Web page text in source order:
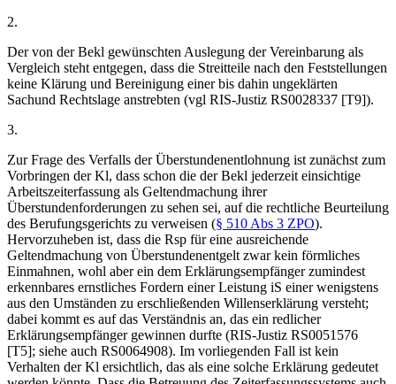
2.
Der von der Bekl gewünschten Auslegung der Vereinbarung als
Vergleich steht entgegen, dass die Streitteile nach den Feststellungen
keine Klärung und Bereinigung einer bis dahin ungeklärten
Sachund Rechtslage anstrebten (vgl RIS-Justiz RS0028337 [T9]).
3.
Zur Frage des Verfalls der Überstundenentlohnung ist zunächst zum
Vorbringen der Kl, dass schon die der Bekl jederzeit einsichtige
Arbeitszeiterfassung als Geltendmachung ihrer
Überstundenforderungen zu sehen sei, auf die rechtliche Beurteilung
des Berufungsgerichts zu verweisen (§ 510 Abs 3 ZPO).
Hervorzuheben ist, dass die Rsp für eine ausreichende
Geltendmachung von Überstundenentgelt zwar kein förmliches
Einmahnen, wohl aber ein dem Erklärungsempfänger zumindest
erkennbares ernstliches Fordern einer Leistung iS einer wenigstens
aus den Umständen zu erschließenden Willenserklärung versteht;
dabei kommt es auf das Verständnis an, das ein redlicher
Erklärungsempfänger gewinnen durfte (RIS-Justiz RS0051576
[T5]; siehe auch RS0064908). Im vorliegenden Fall ist kein
Verhalten der Kl ersichtlich, das als eine solche Erklärung gedeutet